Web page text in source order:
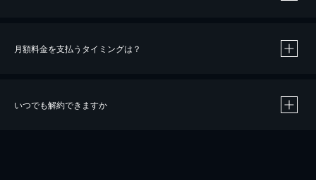
※40％ポイント還元の対象は、クレジットカード決済による作品の購入 / レンタルです。
iOSアプリのUコイン決済による作品の購入 / レンタルは、20％のポイント還元です。
月額料金を支払うタイミングは？
いつでも解約できますか